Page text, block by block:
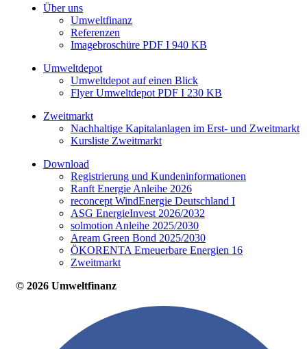
Über uns
Umweltfinanz
Referenzen
Imagebroschüre PDF I 940 KB
Umweltdepot
Umweltdepot auf einen Blick
Flyer Umweltdepot PDF I 230 KB
Zweitmarkt
Nachhaltige Kapitalanlagen im Erst- und Zweitmarkt
Kursliste Zweitmarkt
Download
Registrierung und Kundeninformationen
Ranft Energie Anleihe 2026
reconcept WindEnergie Deutschland I
ASG EnergieInvest 2026/2032
solmotion Anleihe 2025/2030
Aream Green Bond 2025/2030
ÖKORENTA Erneuerbare Energien 16
Zweitmarkt
© 2026 Umweltfinanz